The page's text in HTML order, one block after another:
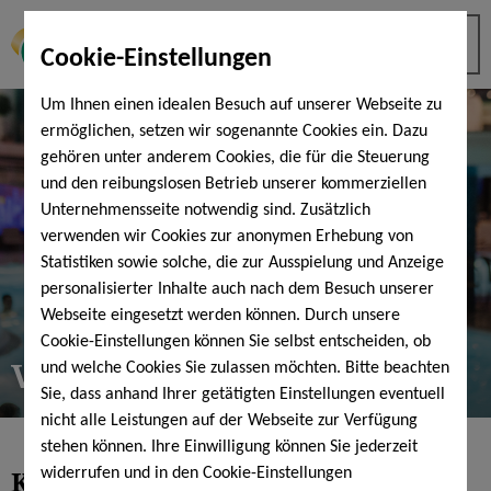
Cookie-Einstellungen
Um Ihnen einen idealen Besuch auf unserer Webseite zu
ermöglichen, setzen wir sogenannte Cookies ein. Dazu
gehören unter anderem Cookies, die für die Steuerung
und den reibungslosen Betrieb unserer kommerziellen
Unternehmensseite notwendig sind. Zusätzlich
verwenden wir Cookies zur anonymen Erhebung von
Statistiken sowie solche, die zur Ausspielung und Anzeige
personalisierter Inhalte auch nach dem Besuch unserer
Webseite eingesetzt werden können. Durch unsere
Cookie-Einstellungen können Sie selbst entscheiden, ob
und welche Cookies Sie zulassen möchten. Bitte beachten
Sie, dass anhand Ihrer getätigten Einstellungen eventuell
nicht alle Leistungen auf der Webseite zur Verfügung
stehen können. Ihre Einwilligung können Sie jederzeit
widerrufen und in den Cookie-Einstellungen
VIP-Bänder
Kennen Sie schon unsereVIP-